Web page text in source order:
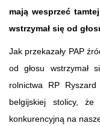
mają wesprzeć
wstrzymał się od
Jak przekazały PAP
od głosu wstrzymał
rolnictwa RP
belgijskiej stolicy,
konkurencyjną na